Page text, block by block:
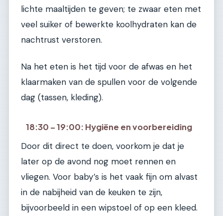
lichte maaltijden te geven; te zwaar eten met
veel suiker of bewerkte koolhydraten kan de
nachtrust verstoren.
Na het eten is het tijd voor de afwas en het
klaarmaken van de spullen voor de volgende
dag (tassen, kleding).
18:30 – 19:00: Hygiëne en voorbereiding
Door dit direct te doen, voorkom je dat je
later op de avond nog moet rennen en
vliegen. Voor baby’s is het vaak fijn om alvast
in de nabijheid van de keuken te zijn,
bijvoorbeeld in een wipstoel of op een kleed.